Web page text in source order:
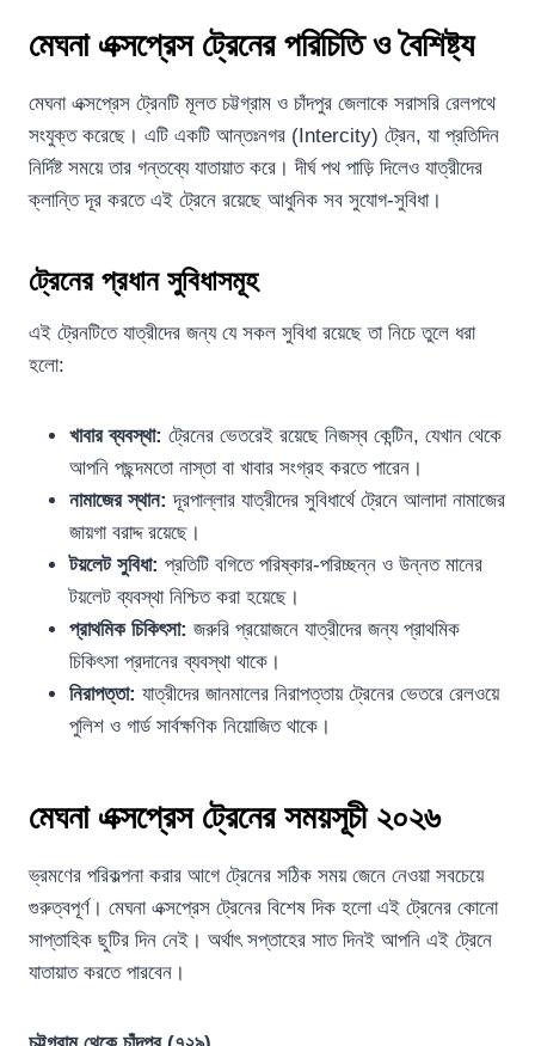
মেঘনা এক্সপ্রেস ট্রেনের পরিচিতি ও বৈশিষ্ট্য
মেঘনা এক্সপ্রেস ট্রেনটি মূলত চট্টগ্রাম ও চাঁদপুর জেলাকে সরাসরি রেলপথে
সংযুক্ত করেছে। এটি একটি আন্তঃনগর (Intercity) ট্রেন, যা প্রতিদিন
নির্দিষ্ট সময়ে তার গন্তব্যে যাতায়াত করে। দীর্ঘ পথ পাড়ি দিলেও যাত্রীদের
ক্লান্তি দূর করতে এই ট্রেনে রয়েছে আধুনিক সব সুযোগ-সুবিধা।
ট্রেনের প্রধান সুবিধাসমূহ
এই ট্রেনটিতে যাত্রীদের জন্য যে সকল সুবিধা রয়েছে তা নিচে তুলে ধরা
হলো:
খাবার ব্যবস্থা: ট্রেনের ভেতরেই রয়েছে নিজস্ব কেন্টিন, যেখান থেকে
আপনি পছন্দমতো নাস্তা বা খাবার সংগ্রহ করতে পারেন।
নামাজের স্থান: দূরপাল্লার যাত্রীদের সুবিধার্থে ট্রেনে আলাদা নামাজের
জায়গা বরাদ্দ রয়েছে।
টয়লেট সুবিধা: প্রতিটি বগিতে পরিষ্কার-পরিচ্ছন্ন ও উন্নত মানের
টয়লেট ব্যবস্থা নিশ্চিত করা হয়েছে।
প্রাথমিক চিকিৎসা: জরুরি প্রয়োজনে যাত্রীদের জন্য প্রাথমিক
চিকিৎসা প্রদানের ব্যবস্থা থাকে।
নিরাপত্তা: যাত্রীদের জানমালের নিরাপত্তায় ট্রেনের ভেতরে রেলওয়ে
পুলিশ ও গার্ড সার্বক্ষণিক নিয়োজিত থাকে।
মেঘনা এক্সপ্রেস ট্রেনের সময়সূচী ২০২৬
ভ্রমণের পরিকল্পনা করার আগে ট্রেনের সঠিক সময় জেনে নেওয়া সবচেয়ে
গুরুত্বপূর্ণ। মেঘনা এক্সপ্রেস ট্রেনের বিশেষ দিক হলো এই ট্রেনের কোনো
সাপ্তাহিক ছুটির দিন নেই। অর্থাৎ সপ্তাহের সাত দিনই আপনি এই ট্রেনে
যাতায়াত করতে পারবেন।